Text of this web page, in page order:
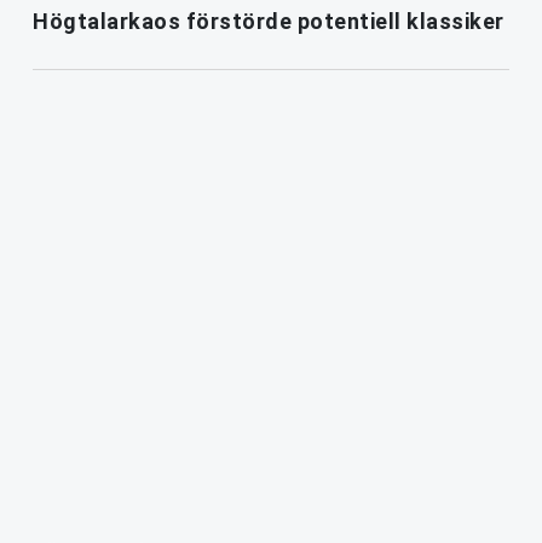
Högtalarkaos förstörde potentiell klassiker